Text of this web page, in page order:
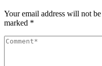
Your email address will not
marked *